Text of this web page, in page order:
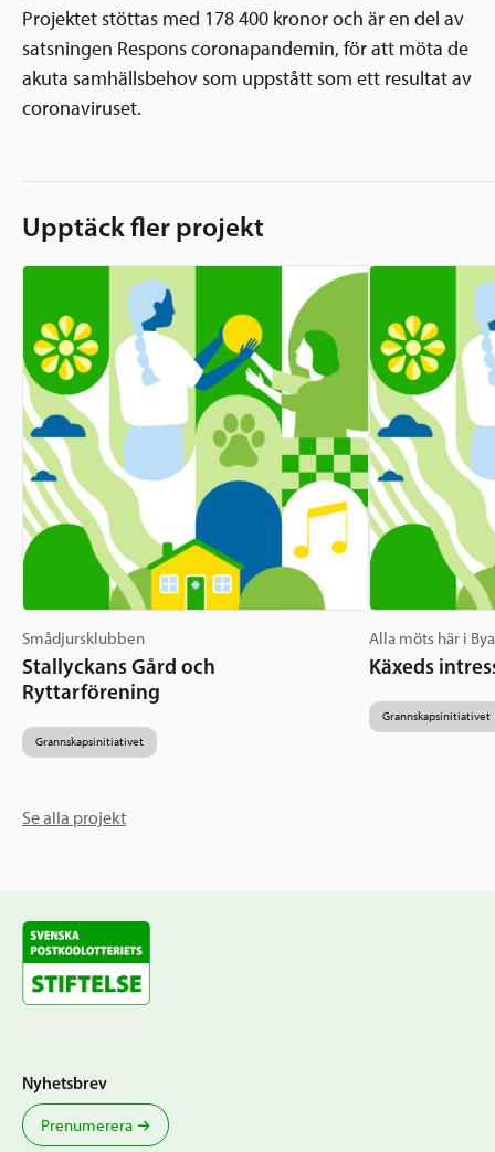
Projektet stöttas med 178 400 kronor och är en del av
satsningen Respons coronapandemin, för att möta de
akuta samhällsbehov som uppstått som ett resultat av
coronaviruset.
Upptäck fler projekt
Smådjursklubben
Stallyckans Gård och
Ryttarförening
Grannskapsinitiativet
Alla möts här i
Käxeds
Grannskapsinitiativet
Se alla projekt
Nyhetsbrev
Prenumerera